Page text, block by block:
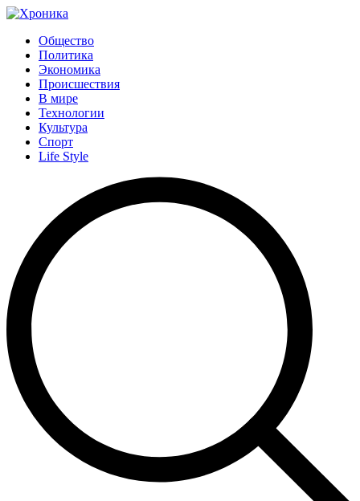
Общество
Политика
Экономика
Происшествия
В мире
Технологии
Культура
Спорт
Life Style